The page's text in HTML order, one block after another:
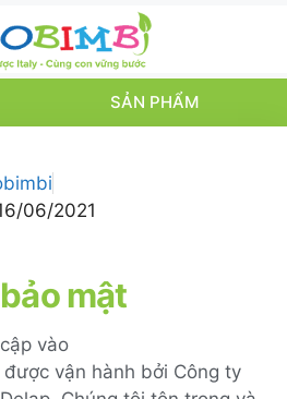
SẢN PHẨM
06/2021
mật
vào
được vận hành bởi Công ty